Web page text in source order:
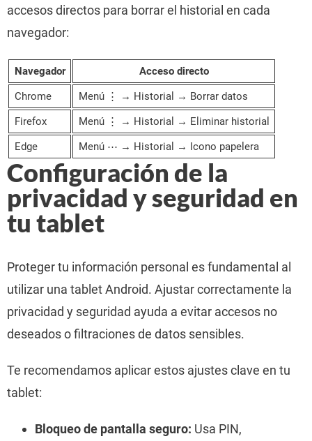
accesos directos para borrar el historial en cada
navegador:
Navegador
Acceso directo
Chrome
Menú ⋮ → Historial → Borrar datos
Firefox
Menú ⋮ → Historial → Eliminar historial
Edge
Menú ⋯ → Historial → Icono papelera
Configuración de la
privacidad y seguridad en
tu tablet
Proteger tu información personal es fundamental al
utilizar una tablet Android. Ajustar correctamente la
privacidad y seguridad ayuda a evitar accesos no
deseados o filtraciones de datos sensibles.
Te recomendamos aplicar estos ajustes clave en tu
tablet:
Bloqueo de pantalla seguro: Usa PIN,